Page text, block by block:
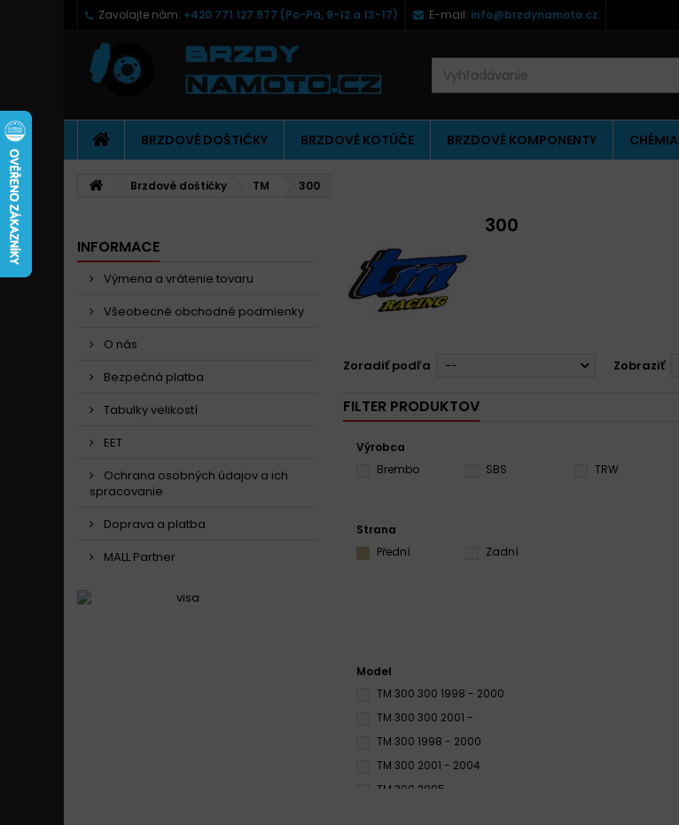
Zavolajte nám: +420 771 127 977 (Po-Pá, 9-12 a 13-17) E-mail: info@brzdynamoto.cz
BRZDOVÉ DOŠTIČKY BRZDOVÉ KOTÚČE BRZDOVÉ KOMPONENTY CHÉMIA
Brzdové doštičky TM 300
INFORMACE
Výmena a vrátenie tovaru
Všeobecné obchodné podmienky
O nás
Bezpečná platba
Tabulky velikostí
EET
Ochrana osobných údajov a ich
spracovanie
Doprava a platba
MALL Partner
300
Zoradiť podľa -- Zobraziť
FILTER PRODUKTOV
Výrobca
Brembo
SBS TRW
Strana
Přední
Zadní
Model
TM 300 300 1998 - 2000
TM 300 300 2001 -
TM 300 1998 - 2000
TM 300 2001 - 2004
TM 300 2005 -